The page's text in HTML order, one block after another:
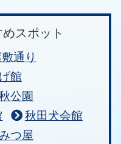
スポット
通り
館
公園
秋田犬会館
つ屋